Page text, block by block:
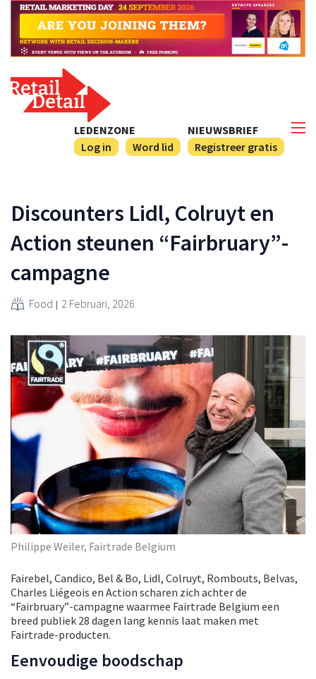
NIEUWSBRIEF
Registreer gratis
LEDENZONE
Log in
Word lid
Discounters Lidl, Colruyt en
Action steunen “Fairbruary”-
campagne
Food 2 Februari, 2026
Philippe Weiler, Fairtrade Belgium
Fairebel, Candico, Bel & Bo, Lidl, Colruyt, Rombouts, Belvas,
Charles Liégeois en Action scharen zich achter de
“Fairbruary”-campagne waarmee Fairtrade Belgium een
breed publiek 28 dagen lang kennis laat maken met
Fairtrade-producten.
Eenvoudige boodschap